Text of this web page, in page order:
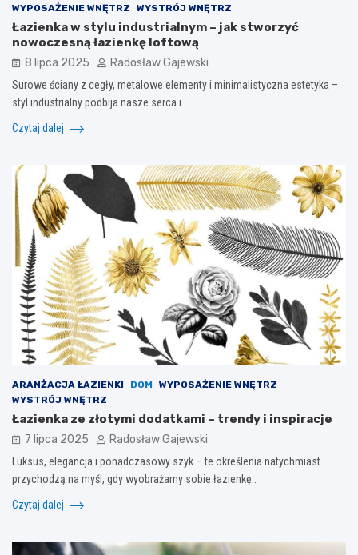
WYPOSAŻENIE WNĘTRZ
WYSTRÓJ WNĘTRZ
Łazienka w stylu industrialnym – jak stworzyć
nowoczesną łazienkę loftową
8 lipca 2025 Radosław Gajewski
Surowe ściany z cegły, metalowe elementy i minimalistyczna estetyka –
styl industrialny podbija nasze serca i…
Czytaj dalej
ARANŻACJA ŁAZIENKI DOM
WYPOSAŻENIE WNĘTRZ
WYSTRÓJ WNĘTRZ
Łazienka ze złotymi dodatkami – trendy i inspiracje
7 lipca 2025 Radosław Gajewski
Luksus, elegancja i ponadczasowy szyk – te określenia natychmiast
przychodzą na myśl, gdy wyobrażamy sobie łazienkę…
Czytaj dalej